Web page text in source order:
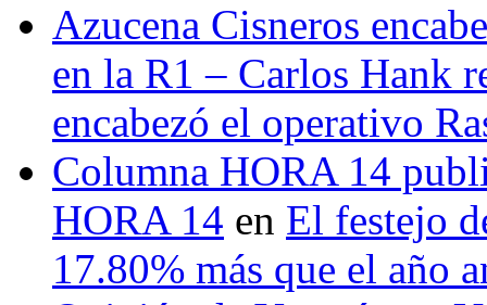
Azucena Cisneros
en la R1 – Carlos Hank
encabezó el operativo
Columna HORA 14
HORA 14 en El festejo
17.80% más que el año